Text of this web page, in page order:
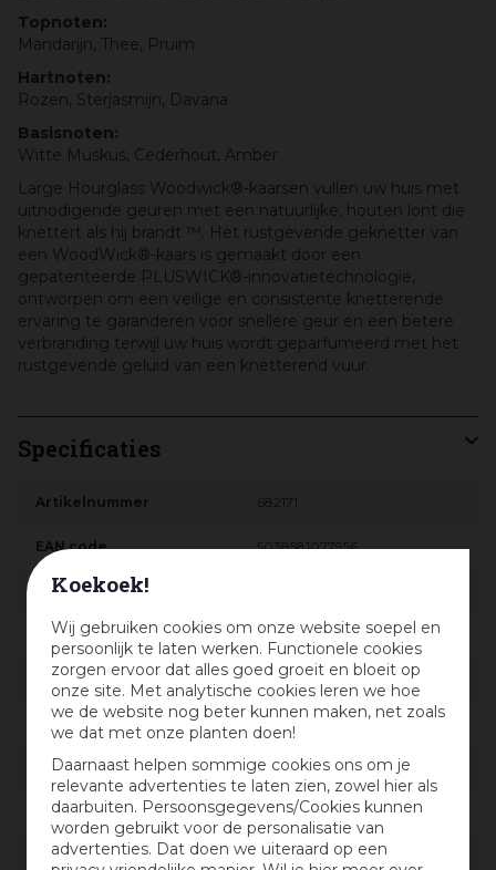
Koekoek!
Wij gebruiken cookies om onze website soepel en
persoonlijk te laten werken. Functionele cookies
zorgen ervoor dat alles goed groeit en bloeit op
onze site. Met analytische cookies leren we hoe
we de website nog beter kunnen maken, net zoals
we dat met onze planten doen!
Daarnaast helpen sommige cookies ons om je
relevante advertenties te laten zien, zowel hier als
daarbuiten. Persoonsgegevens/Cookies kunnen
worden gebruikt voor de personalisatie van
advertenties. Dat doen we uiteraard op een
Topnoten:
Mandarijn, Thee, Pruim
Hartnoten:
Rozen, Sterjasmijn, Davana
Basisnoten:
Witte Muskus, Cederhout, Amber
Large Hourglass Woodwick®-kaarsen vullen uw huis met
uitnodigende geuren met een natuurlijke, houten lont die
knettert als hij brandt ™. Het rustgevende geknetter van
een WoodWick®-kaars is gemaakt door een
gepatenteerde PLUSWICK®-innovatietechnologie,
ontworpen om een veilige en consistente knetterende
ervaring te garanderen voor snellere geur en een betere
verbranding terwijl uw huis wordt geparfumeerd met het
rustgevende geluid van een knetterend vuur.
Specificaties
Artikelnummer 682171
EAN code 5038581077956
EAN leverancier
Merk WoodWick
Locatie M-WW-002
Geurkaars
Kleur Roze
Brandtijd 130 uur
Geur Rosewood